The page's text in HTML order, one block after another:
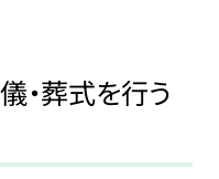
・葬式を行う